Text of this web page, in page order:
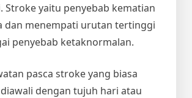
Stroke yaitu penyebab kematian
dan menempati urutan tertinggi
penyebab ketaknormalan.
pasca stroke yang biasa
dengan tujuh hari atau